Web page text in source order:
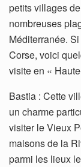
petits villages
nombreuses
Méditerranée.
Corse, voici
visite en «
Bastia : Cette
un charme
visiter le Vieux
maisons de la
parmi les lieux